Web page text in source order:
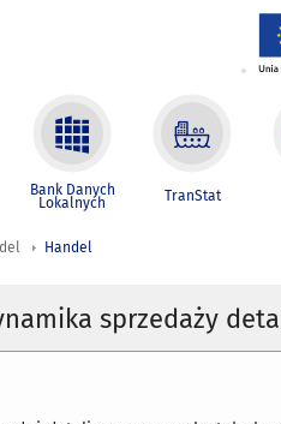
Bank Danych
Lokalnych TranStat
Handel
sprzedaży